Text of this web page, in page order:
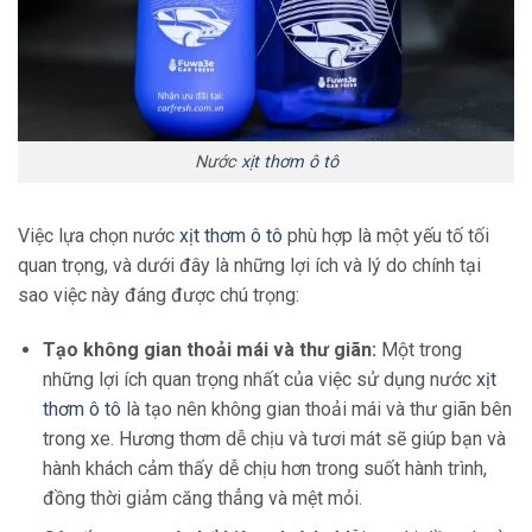
Nướcxịt thơm ô tô
Việc lựa chọn nước xịt thơm ô tô phù hợp là một yếu tố tối
quan trọng, và dưới đây là những lợi ích và lý do chính tại
sao việc này đáng được chú trọng:
Tạo không gian thoải mái và thư giãn: Một trong
những lợi ích quan trọng nhất của việc sử dụng nước xịt
thơm ô tô là tạo nên không gian thoải mái và thư giãn bên
trong xe. Hương thơm dễ chịu và tươi mát sẽ giúp bạn và
hành khách cảm thấy dễ chịu hơn trong suốt hành trình,
đồng thời giảm căng thẳng và mệt mỏi.